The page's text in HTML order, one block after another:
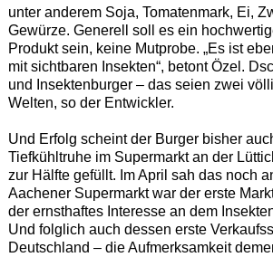
unter anderem Soja, Tomatenmark, Ei,
Gewürze. Generell soll es ein
Produkt sein, keine Mutprobe. „Es ist
mit sichtbaren Insekten“, betont Özel.
und Insektenburger – das seien zwei
Welten, so der Entwickler.
Und Erfolg scheint der Burger bisher
Tiefkühltruhe im Supermarkt an der
zur Hälfte gefüllt. Im April sah das noch
Aachener Supermarkt war der erste
der ernsthaftes Interesse an dem
Und folglich auch dessen erste
Deutschland – die Aufmerksamkeit